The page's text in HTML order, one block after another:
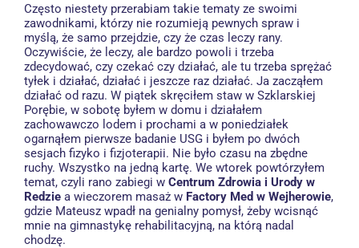
Często niestety przerabiam takie tematy ze swoimi
zawodnikami, którzy nie rozumieją pewnych spraw i
myślą, że samo przejdzie, czy że czas leczy rany.
Oczywiście, że leczy, ale bardzo powoli i trzeba
zdecydować, czy czekać czy działać, ale tu trzeba sprężać
tyłek i działać, działać i jeszcze raz działać. Ja zacząłem
działać od razu. W piątek skręciłem staw w Szklarskiej
Porębie, w sobotę byłem w domu i działałem
zachowawczo lodem i prochami a w poniedziałek
ogarnąłem pierwsze badanie USG i byłem po dwóch
sesjach fizyko i fizjoterapii. Nie było czasu na zbędne
ruchy. Wszystko na jedną kartę. We wtorek powtórzyłem
temat, czyli rano zabiegi w Centrum Zdrowia i Urody w
Redzie a wieczorem masaż w Factory Med w Wejherowie,
gdzie Mateusz wpadł na genialny pomysł, żeby wcisnąć
mnie na gimnastykę rehabilitacyjną, na którą nadal
chodzę.